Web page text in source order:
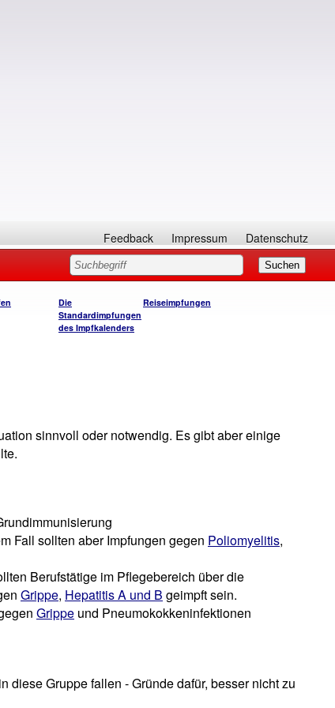
Feedback Impressum Datenschutz
Die
Standardimpfungen
des Impfkalenders
Reiseimpfungen
sinnvoll oder notwendig. Es gibt aber einige
Fall sollten aber Impfungen gegen Poliomyelitis,
Berufstätige im Pflegebereich über die
Grippe, Hepatitis A und B geimpft sein.
Grippe und Pneumokokkeninfektionen
diese Gruppe fallen - Gründe dafür, besser nicht zu